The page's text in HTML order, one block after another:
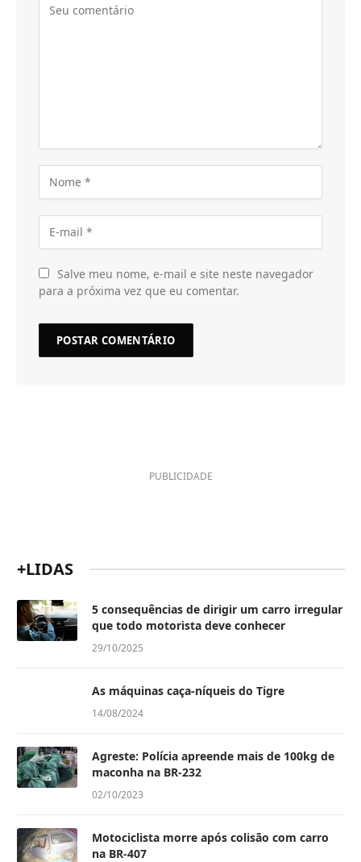
Salve meu nome, e-mail e site neste navegador
para a próxima vez que eu comentar.
PUBLICIDADE
+LIDAS
5 consequências de dirigir um carro irregular
que todo motorista deve conhecer
29/10/2025
As máquinas caça-níqueis do Tigre
14/08/2024
Agreste: Polícia apreende mais de 100kg de
maconha na BR-232
02/10/2023
Motociclista morre após colisão com carro
na BR-407